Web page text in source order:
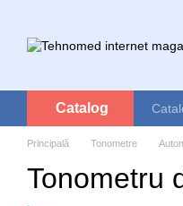
Catalog
Principală Tonometre
Tonometru